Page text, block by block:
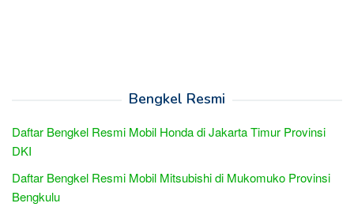
Bengkel Resmi
Daftar Bengkel Resmi Mobil Honda di Jakarta Timur Provinsi
DKI
Daftar Bengkel Resmi Mobil Mitsubishi di Mukomuko Provinsi
Bengkulu